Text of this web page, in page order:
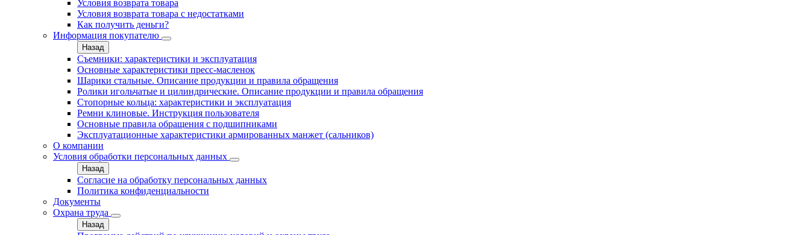
Условия возврата товара
Условия возврата товара с недостатками
Как получить деньги?
Информация покупателю
Назад
Съемники: характеристики и эксплуатация
Основные характеристики пресс‑масленок
Шарики стальные. Описание продукции и правила обращения
Ролики игольчатые и цилиндрические. Описание продукции и правила обращения
Стопорные кольца: характеристики и эксплуатация
Ремни клиновые. Инструкция пользователя
Основные правила обращения с подшипниками
Эксплуатационные характеристики армированных манжет (сальников)
О компании
Условия обработки персональных данных
Назад
Согласие на обработку персональных данных
Политика конфиденциальности
Документы
Охрана труда
Назад